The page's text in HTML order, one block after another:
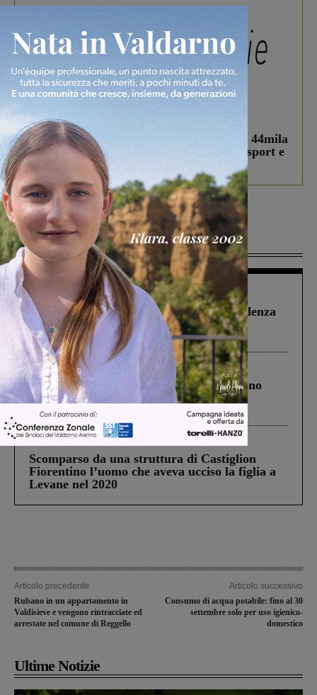
In vetrina 3 Agosto 2026
Estra Notizie agosto: Smart Cities, oltre 44mila
studenti coinvolti, torna il bando per lo sport e
debutta il podcast Estrair
Più lette
Figline Incisa Valdarno 1 Agosto 2026
Piscina di Figline finanziata oltre la scadenza
Pnrr, il gruppo di Fratelli d’Italia: “Un
ringraziamento al Governo”
Cronaca 4 Agosto 2026
Un anno fa la strage in A1 in cui morirono
Gianni, Giulia e Franco. Lo schianto, il
processo, lo stop ai sorpassi fra tir....
3 Agosto 2026
Scomparso da una struttura di Castiglion
Fiorentino l’uomo che aveva ucciso la figlia a
Levane nel 2020
Articolo precedente
Rubano in un appartamento in
Valdisieve e vengono rintracciate ed
arrestate nel comune di Reggello
Articolo successivo
Consumo di acqua potabile: fino al 30
settembre solo per uso igienico-
domestico
Ultime Notizie